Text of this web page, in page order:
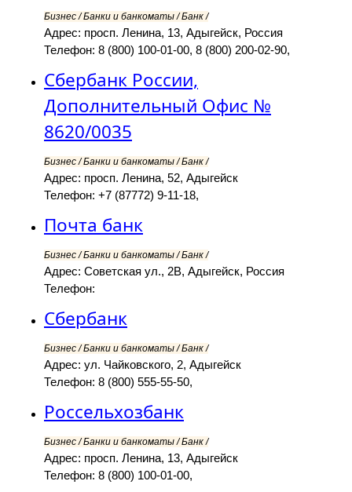
Бизнес / Банки и банкоматы / Банк /
Адрес: просп. Ленина, 13, Адыгейск, Россия
Телефон: 8 (800) 100-01-00, 8 (800) 200-02-90,
Сбербанк России,
Дополнительный Офис №
8620/0035
Бизнес / Банки и банкоматы / Банк /
Адрес: просп. Ленина, 52, Адыгейск
Телефон: +7 (87772) 9-11-18,
Почта банк
Бизнес / Банки и банкоматы / Банк /
Адрес: Советская ул., 2В, Адыгейск, Россия
Телефон:
Сбербанк
Бизнес / Банки и банкоматы / Банк /
Адрес: ул. Чайковского, 2, Адыгейск
Телефон: 8 (800) 555-55-50,
Россельхозбанк
Бизнес / Банки и банкоматы / Банк /
Адрес: просп. Ленина, 13, Адыгейск
Телефон: 8 (800) 100-01-00,